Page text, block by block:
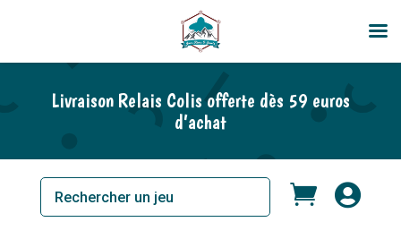
Livraison Relais Colis offerte dès 59 euros
d’achat
 